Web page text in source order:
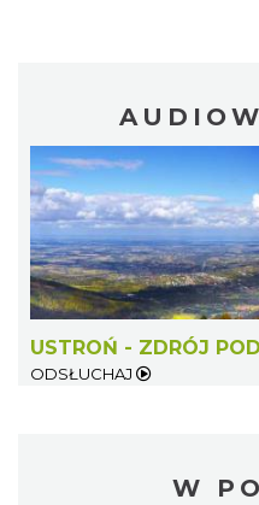
USTROŃ - ZDRÓJ
ODSŁUCHAJ
W